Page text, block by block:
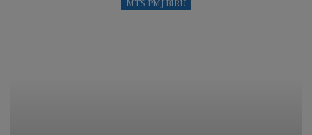
MTS PMJ BIRU